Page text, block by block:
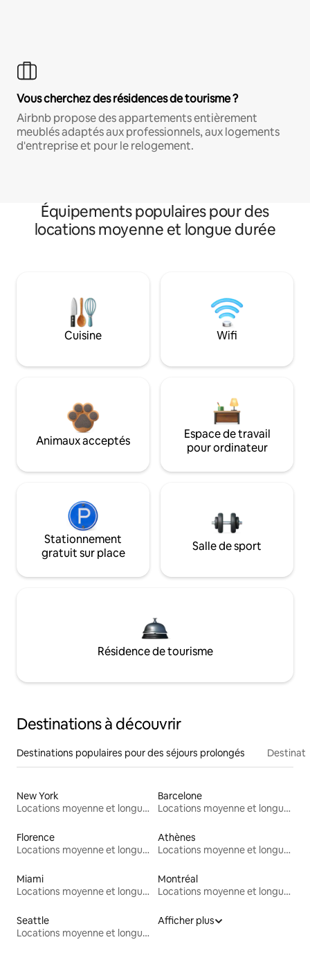
Vous cherchez des résidences de tourisme ?
Airbnb propose des appartements entièrement
meublés adaptés aux professionnels, aux logements
d'entreprise et pour le relogement.
Équipements populaires pour des
locations moyenne et longue durée
Cuisine Wifi
Animaux acceptés
Espace de travail
pour ordinateur
Stationnement
gratuit sur place
Salle de sport
Résidence de tourisme
Destinations à découvrir
Destinations populaires pour des séjours prolongés
New York
Locations moyenne et longue durée
Barcelone
Locations moyenne et longue durée
Florence
Locations moyenne et longue durée
Athènes
Locations moyenne et longue durée
Miami
Locations moyenne et longue durée
Montréal
Locations moyenne et longue durée
Seattle
Locations moyenne et longue durée
Afficher plus